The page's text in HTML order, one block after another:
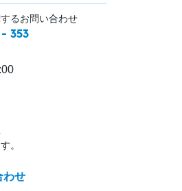
るお問い合わせ
353
。
わせ